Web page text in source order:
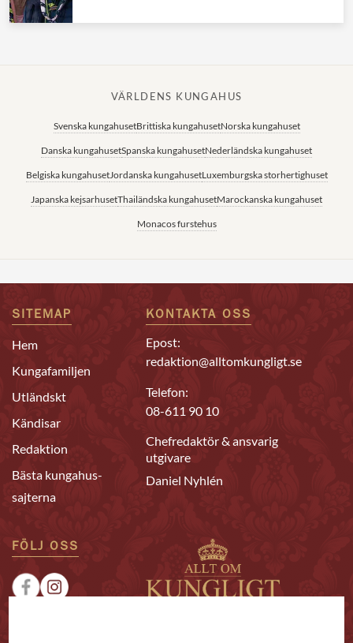
VÄRLDENS KUNGAHUS
Svenska kungahusetBrittiska kungahusetNorska kungahuset
Danska kungahusetSpanska kungahusetNederländska kungahuset
Belgiska kungahusetJordanska kungahusetLuxemburgska storhertighuset
Japanska kejsarhusetThailändska kungahusetMarockanska kungahuset
Monacos furstehus
SITEMAP
Hem
Kungafamiljen
Utländskt
Kändisar
Redaktion
Bästa kungahus-
sajterna
KONTAKTA OSS
Epost:
redaktion@alltomkungligt.se
Telefon:
08-611 90 10
Chefredaktör & ansvarig
utgivare
Daniel Nyhlén
FÖLJ OSS